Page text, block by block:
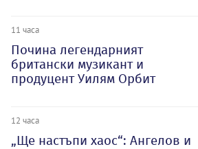
11 часа
Почина легендарният
британски музикант и
продуцент Уилям Орбит
12 часа
„Ще настъпи хаос“: Ангелов и